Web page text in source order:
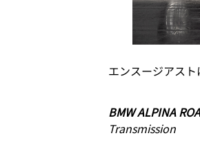
エンスージアス
BMW ALPINA
Transmission